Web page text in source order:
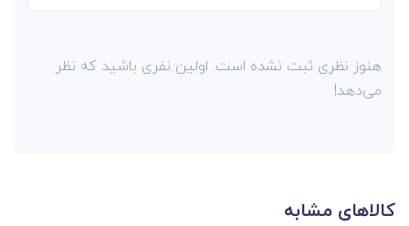
هنوز نظری ثبت نشده است. اولین نفری باشید که نظر
می‌دهد!
کالاهای مشابه